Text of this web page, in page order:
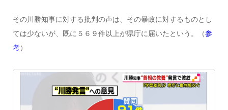
その川勝知事に対する批判の声は、その暴政に対するものとし
ては少ないが、既に５６９件以上が県庁に届いたという。（参
考）